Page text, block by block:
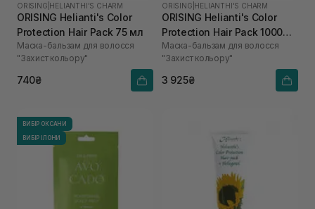
ORISING HELIANTHI'S CHARM
ORISING Helianti's Color
Protection Hair Pack 75 мл
Маска-бальзам для волосся
"Захист кольору"
740₴
ORISING HELIANTHI'S CHARM
ORISING Helianti's Color
Protection Hair Pack 1000
мл
Маска-бальзам для волосся
"Захист кольору"
3 925₴
ВИБІР ОКСАНИ
ВИБІР ІЛОНИ